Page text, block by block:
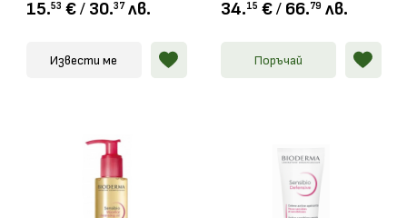
15.53 € / 30.37 лв.
Извести ме
34.15 € / 66.79 лв.
Поръчай